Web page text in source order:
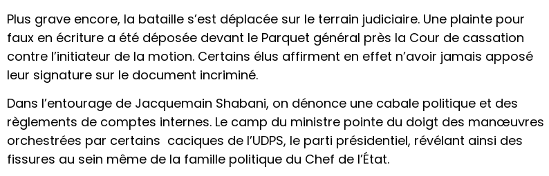
Plus grave encore, la bataille s’est déplacée sur le terrain judiciaire. Une plainte pour
faux en écriture a été déposée devant le Parquet général près la Cour de cassation
contre l’initiateur de la motion. Certains élus affirment en effet n’avoir jamais apposé
leur signature sur le document incriminé.
Dans l’entourage de Jacquemain Shabani, on dénonce une cabale politique et des
règlements de comptes internes. Le camp du ministre pointe du doigt des manœuvres
orchestrées par certains caciques de l’UDPS, le parti présidentiel, révélant ainsi des
fissures au sein même de la famille politique du Chef de l’État.